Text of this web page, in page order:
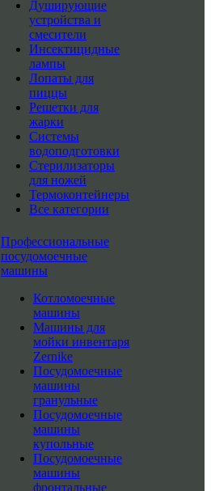
Душирующие
устройства и
смесители
Инсектицидные
лампы
Лопаты для
пиццы
Решетки для
жарки
Системы
водоподготовки
Стерилизаторы
для ножей
Термоконтейнеры
Все категории
Профессиональные
посудомоечные
машины
Котломоечные
машины
Машины для
мойки инвентаря
Zernike
Посудомоечные
машины
гранульные
Посудомоечные
машины
купольные
Посудомоечные
машины
фронтальные